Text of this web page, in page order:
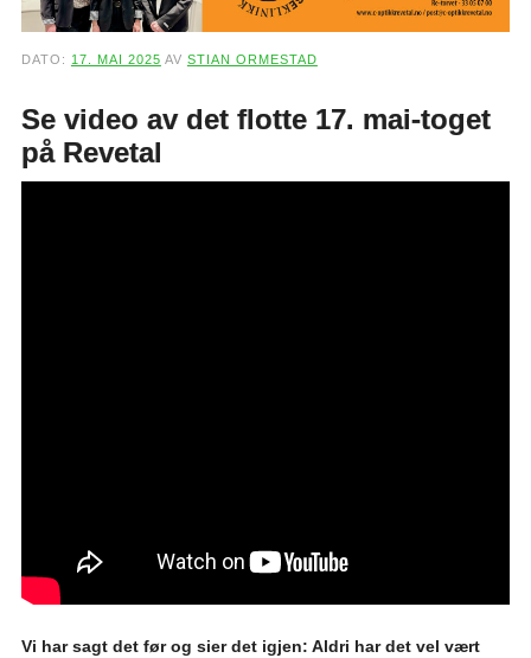
DATO: 17. MAI 2025 AV STIAN ORMESTAD
Se video av det flotte 17. mai-toget
på Revetal
Vi har sagt det før og sier det igjen: Aldri har det vel vært